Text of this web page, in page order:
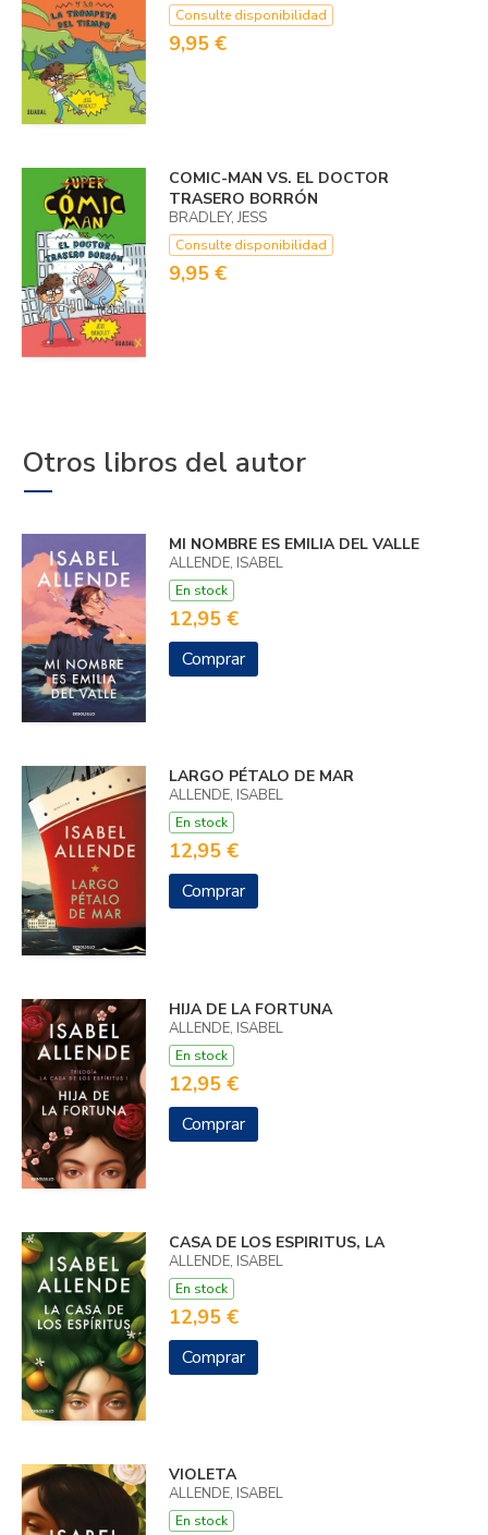
Consulte disponibilidad
9,95 €
COMIC-MAN VS. EL DOCTOR
TRASERO BORRÓN
BRADLEY, JESS
Consulte disponibilidad
9,95 €
Otros libros del autor
MI NOMBRE ES EMILIA DEL VALLE
ALLENDE, ISABEL
En stock
12,95 €
Comprar
LARGO PÉTALO DE MAR
ALLENDE, ISABEL
En stock
12,95 €
Comprar
HIJA DE LA FORTUNA
ALLENDE, ISABEL
En stock
12,95 €
Comprar
CASA DE LOS ESPIRITUS, LA
ALLENDE, ISABEL
En stock
12,95 €
Comprar
VIOLETA
ALLENDE, ISABEL
En stock